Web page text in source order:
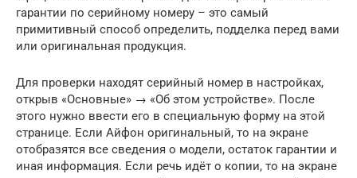
гарантии по серийному номеру – это самый
примитивный способ определить, подделка перед вами
или оригинальная продукция.
Для проверки находят серийный номер в настройках,
открыв «Основные» → «Об этом устройстве». После
этого нужно ввести его в специальную форму на этой
странице. Если Айфон оригинальный, то на экране
отобразятся все сведения о модели, остаток гарантии и
иная информация. Если речь идёт о копии, то на экране